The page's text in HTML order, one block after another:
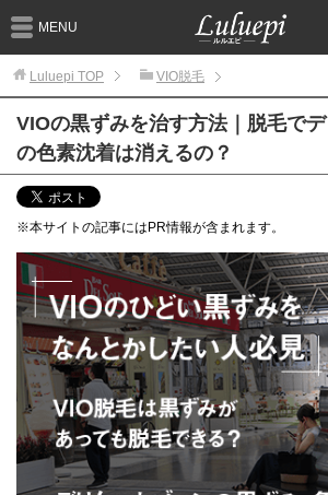
MENU
Luluepi TOP VIO脱毛
VIOの黒ずみを治す方法｜脱毛で
の色素沈着は消えるの？
※本サイトの記事にはPR情報が含まれます。